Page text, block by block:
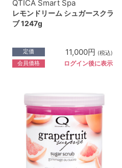
QTICA Smart Spa
レモンドリーム シュガースクラ
ブ 1247g
定価 11,000円 (税込)
会員価格 ログイン後に表示